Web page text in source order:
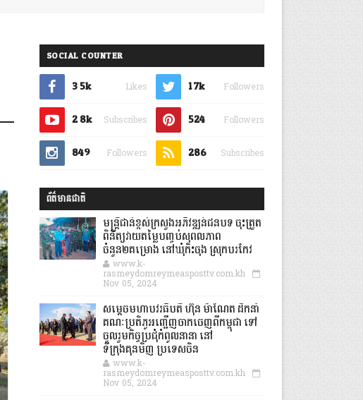
SOCIAL COUNTER
3.5k Likes 1.7k Followers
2.8k Subscribes 524 Followers
849 Followers 286 Subscribes
ព័ត៌មានជាតិ
មន្ត្រីជាន់ខ្ពស់ក្រសួងអភិវឌ្ឍន៍ជនបទ ចុះត្រួត
ពិនិត្យវាយតម្លៃបញ្ចប់សុពលភាព
ចំនួន២គម្រោង នៅឃុំកិះចុង ស្រុកបរកែវ
www.k-
rasmeydomreymeasposttv.com.kh
Nov 05, 2024
សម្តេចមហាបវរធិបតី ហ៊ុន ម៉ាណែត ដឹកនាំ
គណៈប្រតិភូអញ្ជើញចាកចេញពីកម្ពុជា ទៅ
ចូលរួមកិច្ចប្រជុំកំពូលនានា នៅ
ទីក្រុងគុនមិញ ប្រទេសចិន
www.k-
rasmeydomreymeasposttv.com.kh
Nov 05, 2024